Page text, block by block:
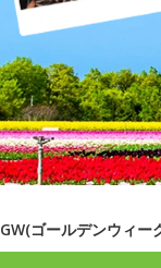
GW(ゴールデンウィー